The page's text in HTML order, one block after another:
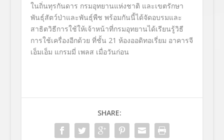
ในถิ่นทุรกันดาร กรมอุทยานแห่งชาติ และเขตรักษา
พันธุ์สัตว์ป่าและพันธุ์พืช พร้อมกันนี้ได้จัดอบรมและ
สาธิตวิธีการใช้ให้เจ้าหน้าที่กรมอุทยานได้เรียนรู้วิธี
การใช้เครื่องอีกด้วย ที่ชั้น 21 ห้องออดิทอเรี่ยม อาคารจี
เอ็มเอ็ม แกรมมี่ เพลส เมื่อวันก่อน
SHARE: